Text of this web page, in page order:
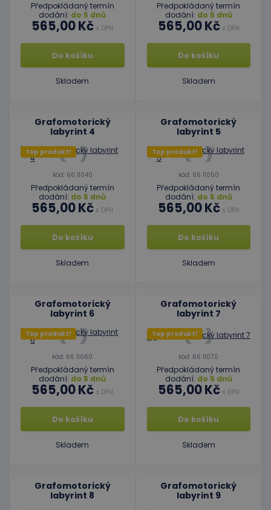
Předpokládaný termín
dodání: do 5 dnů
565,00 Kč s DPH
Do košíku
Skladem
Předpokládaný termín
dodání: do 5 dnů
565,00 Kčs DPH
Do košíku
Skladem
Grafomotorický
labyrint 4
Top produkt!
kód: 66 11040
Předpokládaný termín
dodání: do 5 dnů
565,00 Kč s DPH
Do košíku
Skladem
Grafomotorický
labyrint 5
Top produkt!
kód: 66 11050
Předpokládaný termín
dodání: do 5 dnů
565,00 Kčs DPH
Do košíku
Skladem
Grafomotorický
labyrint 6
Top produkt!
kód: 66 11060
Předpokládaný termín
dodání: do 5 dnů
565,00 Kč s DPH
Do košíku
Skladem
Grafomotorický
labyrint 7
Top produkt!
kód: 66 11070
Předpokládaný termín
dodání: do 5 dnů
565,00 Kčs DPH
Do košíku
Skladem
Grafomotorický
labyrint 8
Grafomotorický
labyrint 9